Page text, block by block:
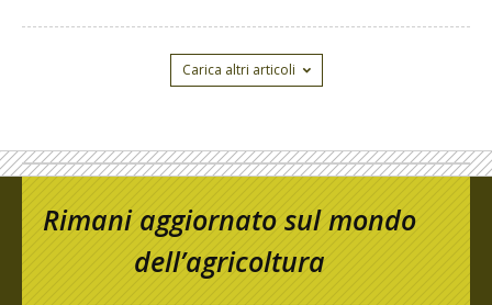
Carica altri articoli
Rimani aggiornato sul mondo
dell’agricoltura